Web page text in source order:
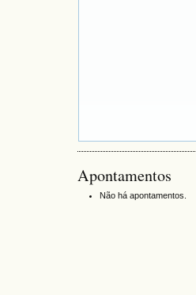
Apontamentos
Não há apontamentos.